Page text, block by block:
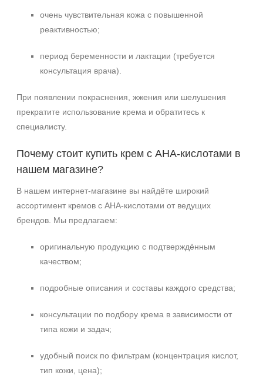
очень чувствительная кожа с повышенной
реактивностью;
период беременности и лактации (требуется
консультация врача).
При появлении покраснения, жжения или шелушения
прекратите использование крема и обратитесь к
специалисту.
Почему стоит купить крем с AHA‑кислотами в
нашем магазине?
В нашем интернет‑магазине вы найдёте широкий
ассортимент кремов с AHA‑кислотами от ведущих
брендов. Мы предлагаем:
оригинальную продукцию с подтверждённым
качеством;
подробные описания и составы каждого средства;
консультации по подбору крема в зависимости от
типа кожи и задач;
удобный поиск по фильтрам (концентрация кислот,
тип кожи, цена);